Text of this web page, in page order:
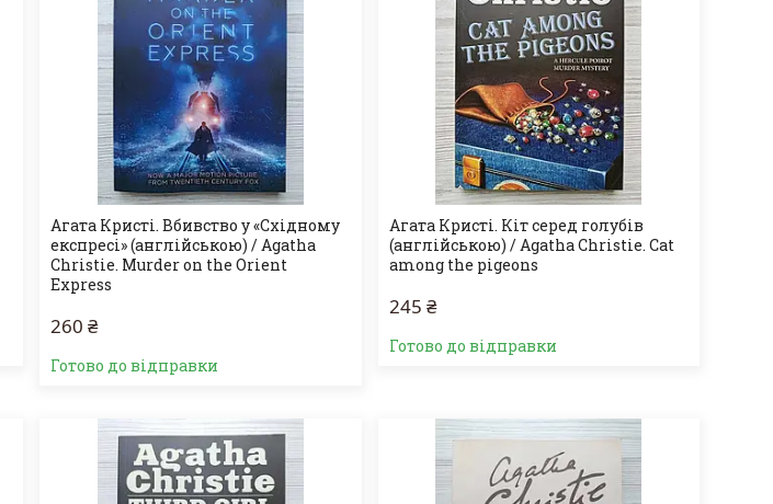
Агата Кристі. Вбивство у «Східному
експресі» (англійською) / Agatha
Christie. Murder on the Orient
Express
260 ₴
Готово до відправки
Агата Кристі. Кіт серед голубів
(англійською) / Agatha Christie. Cat
among the pigeons
245 ₴
Готово до відправки